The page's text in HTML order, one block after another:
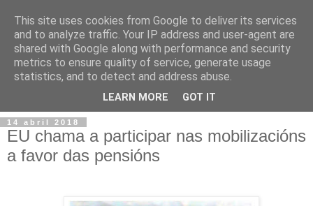
14 abril 2018
EU chama a participar nas mobilizacións
a favor das pensións
This site uses cookies from Google to deliver its services
and to analyze traffic. Your IP address and user-agent are
shared with Google along with performance and security
metrics to ensure quality of service, generate usage
statistics, and to detect and address abuse.
LEARN MORE GOT IT